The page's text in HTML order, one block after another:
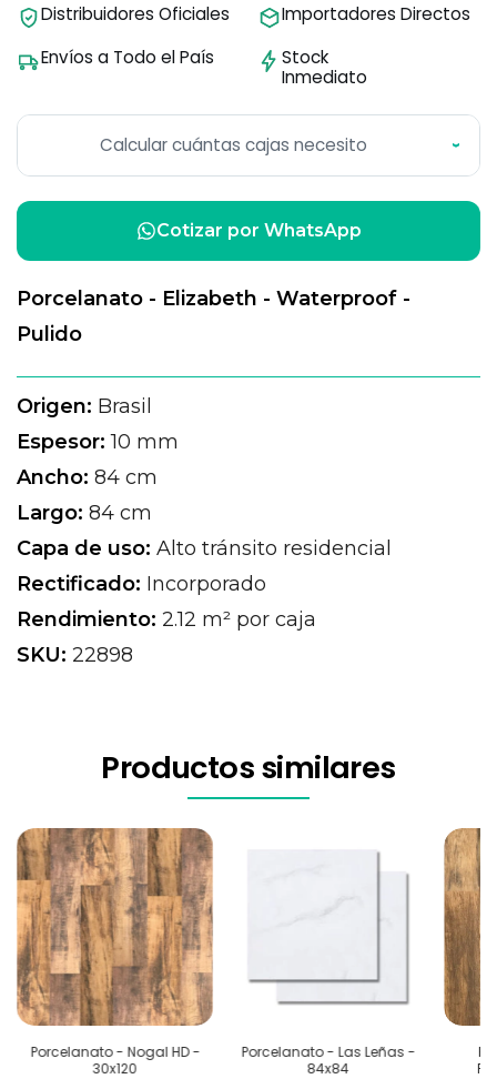
Distribuidores Oficiales
Importadores Directos
Envíos a Todo el País
Stock
Inmediato
Calcular cuántas cajas necesito ›
Cotizar por WhatsApp
Porcelanato - Elizabeth - Waterproof -
Pulido
Origen: Brasil
Espesor:10 mm
Ancho: 84 cm
Largo: 84 cm
Capa de uso: Alto tránsito residencial
Rectificado: Incorporado
Rendimiento: 2.12 m² por caja
SKU: 22898
Productos similares
Porcelanato - Nogal HD -
30x120
Porcelanato - Las Leñas -
84x84